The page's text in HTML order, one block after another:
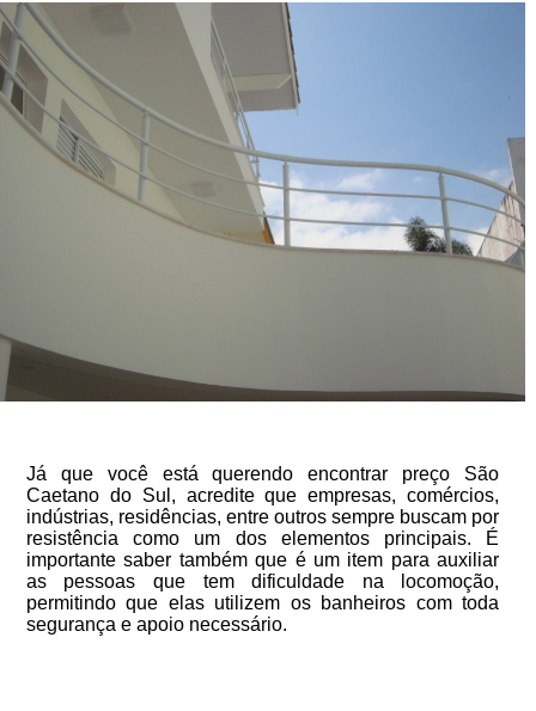
Já que você está querendo encontrar preço São
Caetano do Sul, acredite que empresas, comércios,
indústrias, residências, entre outros sempre buscam por
resistência como um dos elementos principais. É
importante saber também que é um item para auxiliar
as pessoas que tem dificuldade na locomoção,
permitindo que elas utilizem os banheiros com toda
segurança e apoio necessário.